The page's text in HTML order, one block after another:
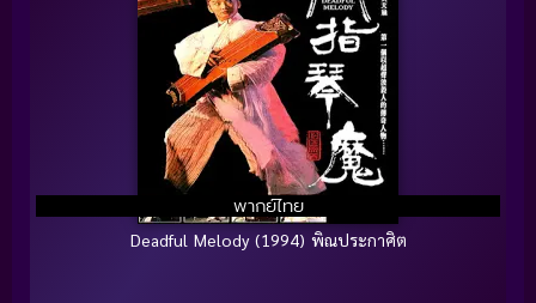
พากย์ไทย
Deadful Melody (1994) พิณประกาศิต